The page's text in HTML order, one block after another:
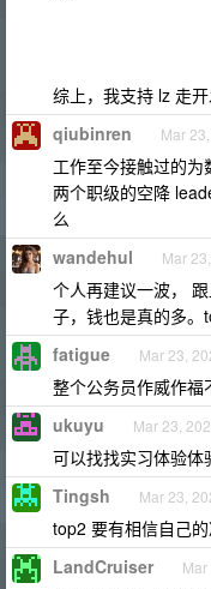
综上，我支持 lz 走开
qiubinren Mar
工作至今接触过的
两个职级的空降
么
wandehul Mar
个人再建议一波，
子，钱也是真的多。
fatigue Mar 23,
整个公务员作威作福
ukuyu Mar 23,
可以找找实习体验体
Tingsh Mar 23,
top2 要有相信自己
LandCruiser